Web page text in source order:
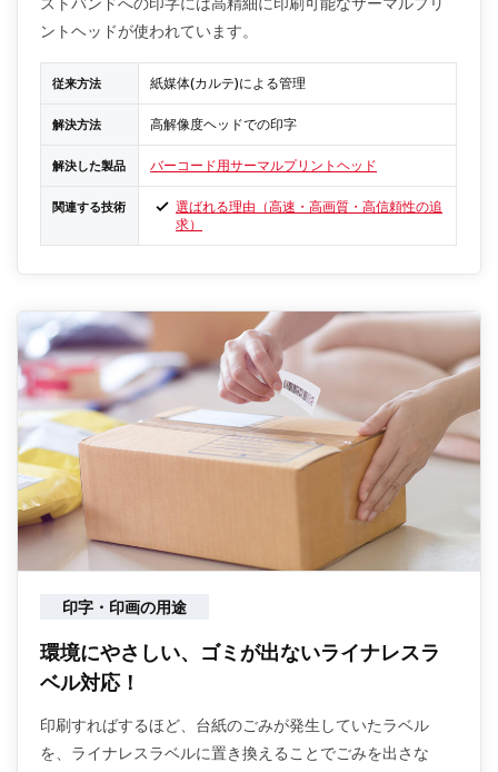
ントヘッドが使われています。
従来方法 紙媒体(カルテ)による管理
解決方法 高解像度ヘッドでの印字
解決した製品 バーコード用サーマルプリントヘッド
関連する技術
選ばれる理由（高速・高画質・高信頼性の追
求）
印字・印画の用途
環境にやさしい、ゴミが出ないライナレスラ
ベル対応！
印刷すればするほど、台紙のごみが発生していたラベル
を、ライナレスラベルに置き換えることでごみを出さな